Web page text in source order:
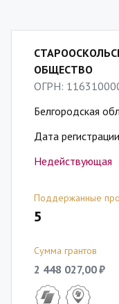
ОБЩЕСТВО
ОГРН:
Белгородская
Дата
Недействующая
Поддержанные
5
Сумма грантов
2 448 027,00 ₽